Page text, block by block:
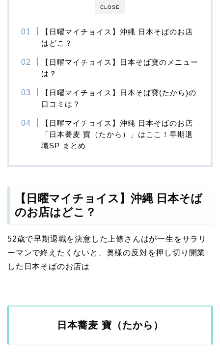
CLOSE
【日曜マイチョイス】沖縄 日本そばのお店
はどこ？
【日曜マイチョイス】日本そば寶のメニュー
は？
【日曜マイチョイス】日本そば寶(たから)の
口コミは？
【日曜マイチョイス】沖縄 日本そばのお店
「日本蕎麦 寶（たから）」はここ！早期退
職SP まとめ
【日曜マイチョイス】沖縄 日本そば
のお店はどこ？
52歳で早期退職を決意した上條さんはが一生をサラリ
ーマンで終えたくないと、奥様の反対を押し切り開業
した日本そばのお店は
日本蕎麦 寶（たから）